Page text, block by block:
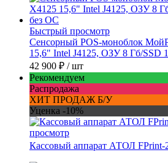
Быстрый просмотр
Сенсорный POS-моноблок
15,6" Intel J4125, ОЗУ 8 Гб/SSD
42 900 ₽ / шт
Рекомендуем
Распродажа
ХИТ ПРОДАЖ Б/У
Уценка -10%
просмотр
Кассовый аппарат АТОЛ